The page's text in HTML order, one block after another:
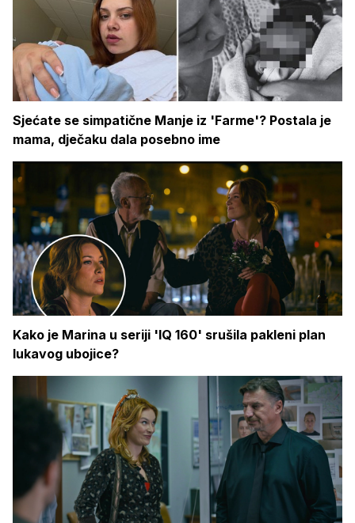
Sjećate se simpatične Manje iz 'Farme'? Postala je
mama, dječaku dala posebno ime
Kako je Marina u seriji 'IQ 160' srušila pakleni plan
lukavog ubojice?